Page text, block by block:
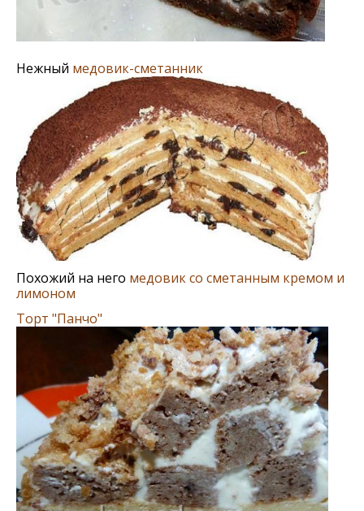
Нежный медовик-сметанник
Похожий на него медовик со сметанным кремом и
лимоном
Торт "Панчо"